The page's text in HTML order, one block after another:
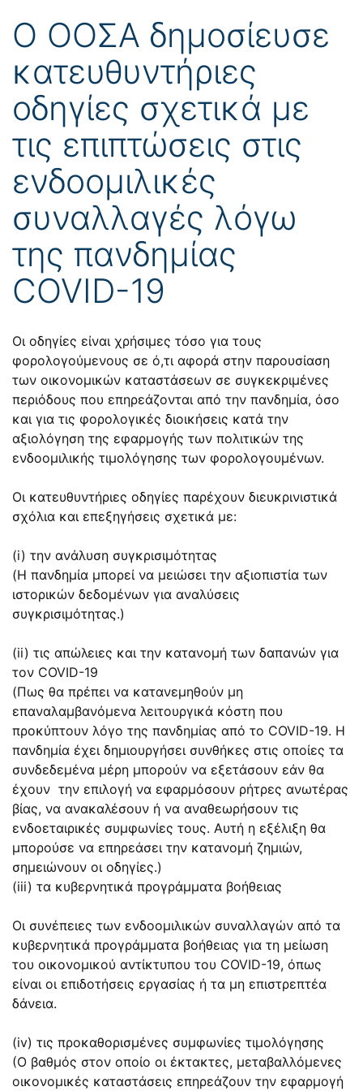
Ο ΟΟΣΑ δημοσίευσε
κατευθυντήριες
οδηγίες σχετικά με
τις επιπτώσεις στις
ενδοομιλικές
συναλλαγές λόγω
της πανδημίας
COVID-19
Οι οδηγίες είναι χρήσιμες τόσο για τους
φορολογούμενους σε ό,τι αφορά στην παρουσίαση
των οικονομικών καταστάσεων σε συγκεκριμένες
περιόδους που επηρεάζονται από την πανδημία, όσο
και για τις φορολογικές διοικήσεις κατά την
αξιολόγηση της εφαρμογής των πολιτικών της
ενδοομιλικής τιμολόγησης των φορολογουμένων.
Οι κατευθυντήριες οδηγίες παρέχουν διευκρινιστικά
σχόλια και επεξηγήσεις σχετικά με:
(i) την ανάλυση συγκρισιμότητας
(H πανδημία μπορεί να μειώσει την αξιοπιστία των
ιστορικών δεδομένων για αναλύσεις
συγκρισιμότητας.)
(ii) τις απώλειες και την κατανομή των δαπανών για
τον COVID-19
(Πως θα πρέπει να κατανεμηθούν μη
επαναλαμβανόμενα λειτουργικά κόστη που
προκύπτουν λόγο της πανδημίας από το COVID-19. Η
πανδημία έχει δημιουργήσει συνθήκες στις οποίες τα
συνδεδεμένα μέρη μπορούν να εξετάσουν εάν θα
έχουν την επιλογή να εφαρμόσουν ρήτρες ανωτέρας
βίας, να ανακαλέσουν ή να αναθεωρήσουν τις
ενδοεταιρικές συμφωνίες τους. Αυτή η εξέλιξη θα
μπορούσε να επηρεάσει την κατανομή ζημιών,
σημειώνουν οι οδηγίες.)
(iii) τα κυβερνητικά προγράμματα βοήθειας
Οι συνέπειες των ενδοομιλικών συναλλαγών από τα
κυβερνητικά προγράμματα βοήθειας για τη μείωση
του οικονομικού αντίκτυπου του COVID-19, όπως
είναι οι επιδοτήσεις εργασίας ή τα μη επιστρεπτέα
δάνεια.
(iv) τις προκαθορισμένες συμφωνίες τιμολόγησης
(Ο βαθμός στον οποίο οι έκτακτες, μεταβαλλόμενες
οικονομικές καταστάσεις επηρεάζουν την εφαρμογή